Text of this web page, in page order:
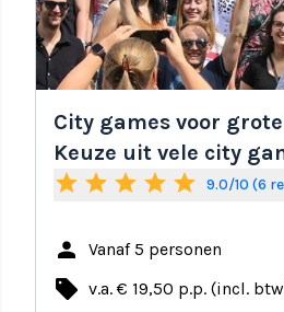
City games voor
Keuze uit vele city
star star star star star 9.0/10
person Vanaf 5 personen
local_offer v.a. € 19,50 p.p. (incl.